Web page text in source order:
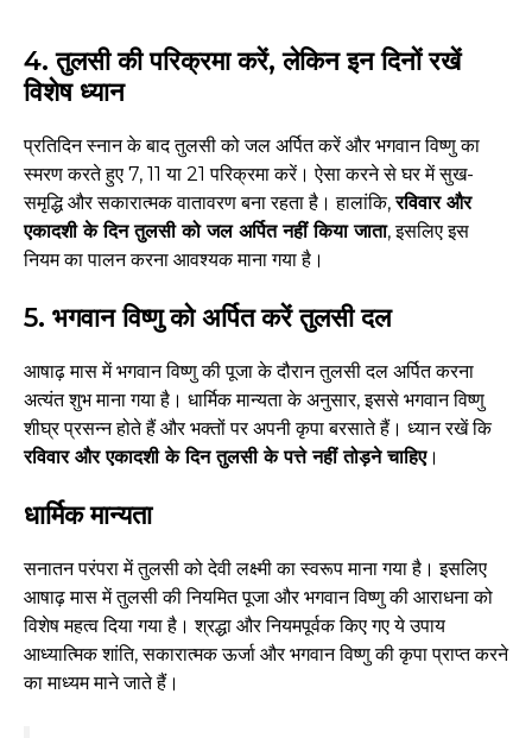
4. तुलसी की परिक्रमा करें, लेकिन इन दिनों रखें
विशेष ध्यान
प्रतिदिन स्नान के बाद तुलसी को जल अर्पित करें और भगवान विष्णु का
स्मरण करते हुए 7, 11 या 21 परिक्रमा करें। ऐसा करने से घर में सुख-
समृद्धि और सकारात्मक वातावरण बना रहता है। हालांकि,रविवार और
एकादशी के दिन तुलसी को जल अर्पित नहीं किया जाता, इसलिए इस
नियम का पालन करना आवश्यक माना गया है।
5. भगवान विष्णु को अर्पित करें तुलसी दल
आषाढ़ मास में भगवान विष्णु की पूजा के दौरान तुलसी दल अर्पित करना
अत्यंत शुभ माना गया है। धार्मिक मान्यता के अनुसार, इससे भगवान विष्णु
शीघ्र प्रसन्न होते हैं और भक्तों पर अपनी कृपा बरसाते हैं। ध्यान रखें कि
रविवार और एकादशी के दिन तुलसी के पत्ते नहीं तोड़ने चाहिए।
धार्मिक मान्यता
सनातन परंपरा में तुलसी को देवी लक्ष्मी का स्वरूप माना गया है। इसलिए
आषाढ़ मास में तुलसी की नियमित पूजा और भगवान विष्णु की आराधना को
विशेष महत्व दिया गया है। श्रद्धा और नियमपूर्वक किए गए ये उपाय
आध्यात्मिक शांति, सकारात्मक ऊर्जा और भगवान विष्णु की कृपा प्राप्त करने
का माध्यम माने जाते हैं।